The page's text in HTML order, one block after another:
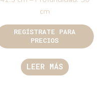
cm
REGÍSTRATE PARA
PRECIOS
LEER MÁS